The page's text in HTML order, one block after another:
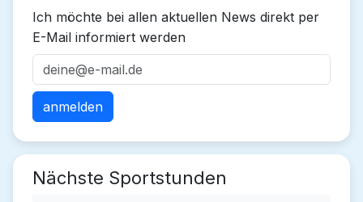
Ich möchte bei allen aktuellen News direkt per
E-Mail informiert werden
Nächste Sportstunden